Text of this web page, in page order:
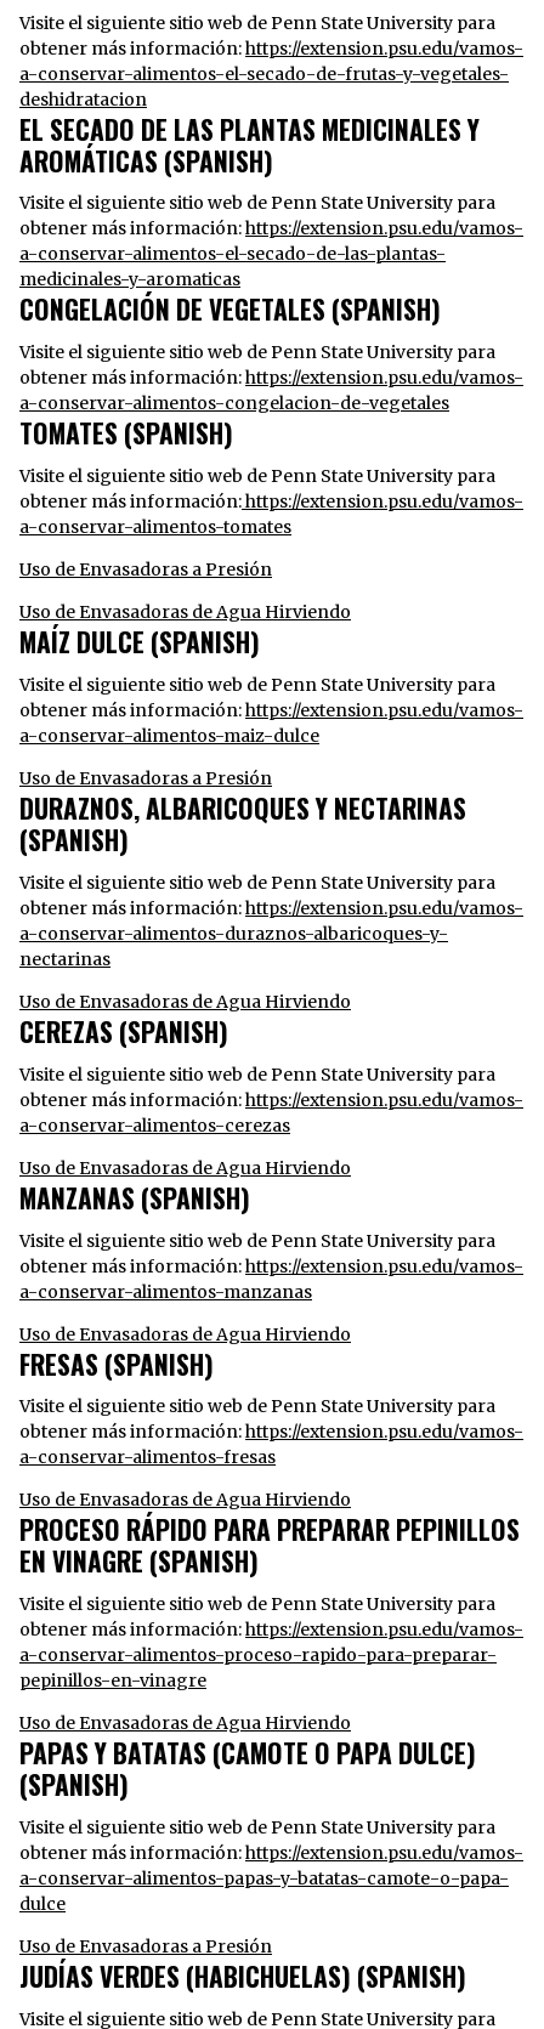
Visite el siguiente sitio web de Penn State University para
obtener más información:https://extension.psu.edu/vamos-
a-conservar-alimentos-el-secado-de-frutas-y-vegetales-
deshidratacion
EL SECADO DE LAS PLANTAS MEDICINALES Y
AROMÁTICAS (SPANISH)
Visite el siguiente sitio web de Penn State University para
obtener más información:https://extension.psu.edu/vamos-
a-conservar-alimentos-el-secado-de-las-plantas-
medicinales-y-aromaticas
CONGELACIÓN DE VEGETALES (SPANISH)
Visite el siguiente sitio web de Penn State University para
obtener más información:https://extension.psu.edu/vamos-
a-conservar-alimentos-congelacion-de-vegetales
TOMATES (SPANISH)
Visite el siguiente sitio web de Penn State University para
obtener más información:https://extension.psu.edu/vamos-
a-conservar-alimentos-tomates
Uso de Envasadoras a Presión
Uso de Envasadoras de Agua Hirviendo
MAÍZ DULCE (SPANISH)
Visite el siguiente sitio web de Penn State University para
obtener más información:https://extension.psu.edu/vamos-
a-conservar-alimentos-maiz-dulce
Uso de Envasadoras a Presión
DURAZNOS, ALBARICOQUES Y NECTARINAS
(SPANISH)
Visite el siguiente sitio web de Penn State University para
obtener más información:https://extension.psu.edu/vamos-
a-conservar-alimentos-duraznos-albaricoques-y-
nectarinas
Uso de Envasadoras de Agua Hirviendo
CEREZAS (SPANISH)
Visite el siguiente sitio web de Penn State University para
obtener más información:https://extension.psu.edu/vamos-
a-conservar-alimentos-cerezas
Uso de Envasadoras de Agua Hirviendo
MANZANAS (SPANISH)
Visite el siguiente sitio web de Penn State University para
obtener más información:https://extension.psu.edu/vamos-
a-conservar-alimentos-manzanas
Uso de Envasadoras de Agua Hirviendo
FRESAS (SPANISH)
Visite el siguiente sitio web de Penn State University para
obtener más información:https://extension.psu.edu/vamos-
a-conservar-alimentos-fresas
Uso de Envasadoras de Agua Hirviendo
PROCESO RÁPIDO PARA PREPARAR PEPINILLOS
EN VINAGRE (SPANISH)
Visite el siguiente sitio web de Penn State University para
obtener más información:https://extension.psu.edu/vamos-
a-conservar-alimentos-proceso-rapido-para-preparar-
pepinillos-en-vinagre
Uso de Envasadoras de Agua Hirviendo
PAPAS Y BATATAS (CAMOTE O PAPA DULCE)
(SPANISH)
Visite el siguiente sitio web de Penn State University para
obtener más información:https://extension.psu.edu/vamos-
a-conservar-alimentos-papas-y-batatas-camote-o-papa-
dulce
Uso de Envasadoras a Presión
JUDÍAS VERDES (HABICHUELAS) (SPANISH)
Visite el siguiente sitio web de Penn State University para